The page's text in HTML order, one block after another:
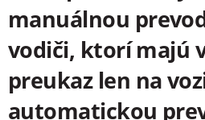
manuálnou
vodiči, ktorí majú
preukaz len na
automatickou